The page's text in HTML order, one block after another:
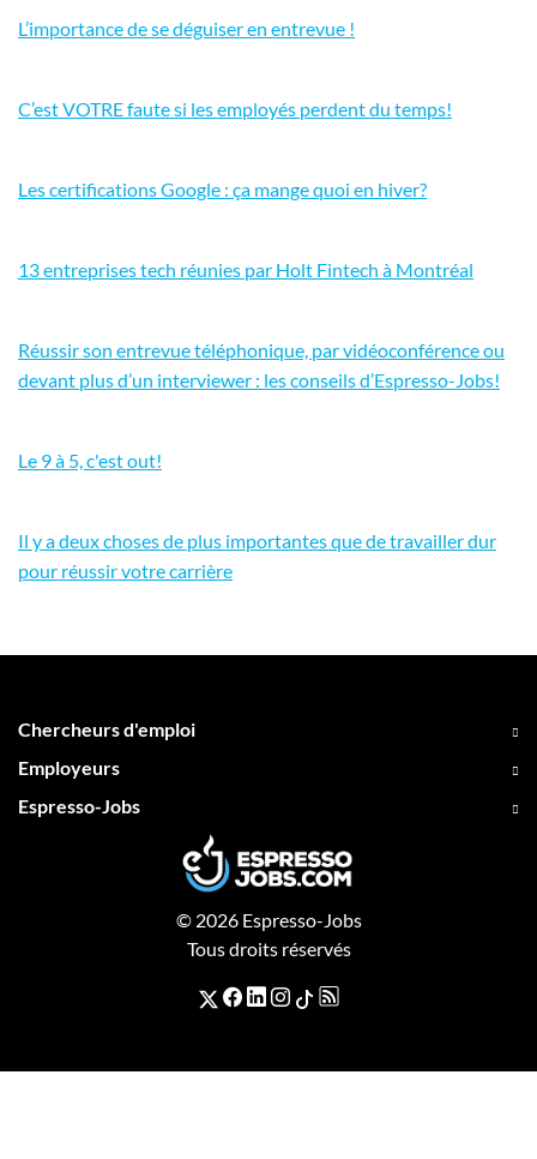
L’importance de se déguiser en entrevue !
C’est VOTRE faute si les employés perdent du temps!
Les certifications Google : ça mange quoi en hiver?
13 entreprises tech réunies par Holt Fintech à Montréal
Réussir son entrevue téléphonique, par vidéoconférence ou
devant plus d’un interviewer : les conseils d’Espresso-Jobs!
Le 9 à 5, c'est out!
Il y a deux choses de plus importantes que de travailler dur
pour réussir votre carrière
Chercheurs d'emploi
Employeurs
Espresso-Jobs
© 2026 Espresso-Jobs
Tous droits réservés